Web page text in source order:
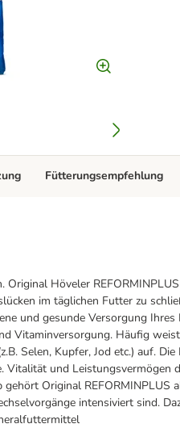
Höveler
im täglichen Futter zu
und gesunde Versorgung
Vitaminversorgung. Häufig
Selen, Kupfer, Jod etc.) auf.
Vitalität und Leistungsvermögen
gehört Original
intensiviert sind.
Fütterungsempfehlung